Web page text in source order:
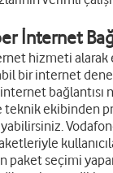
İnternet
hizmeti alarak
bir internet
bağlantısı
teknik ekibinden
paket seçimi